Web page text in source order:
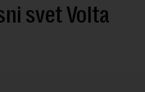
svet Volta